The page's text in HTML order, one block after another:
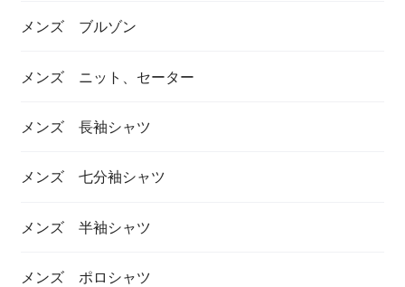
メンズ ブルゾン
メンズ ニット、セーター
メンズ 長袖シャツ
メンズ 七分袖シャツ
メンズ 半袖シャツ
メンズ ポロシャツ